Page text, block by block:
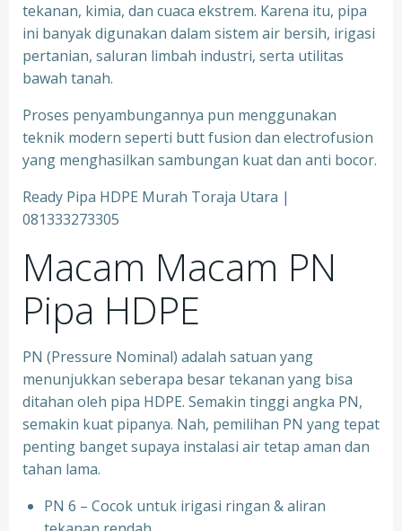
tekanan, kimia, dan cuaca ekstrem. Karena itu, pipa
ini banyak digunakan dalam sistem air bersih, irigasi
pertanian, saluran limbah industri, serta utilitas
bawah tanah.
Proses penyambungannya pun menggunakan
teknik modern seperti butt fusion dan electrofusion
yang menghasilkan sambungan kuat dan anti bocor.
Ready Pipa HDPE Murah Toraja Utara |
081333273305
Macam Macam PN
Pipa HDPE
PN (Pressure Nominal) adalah satuan yang
menunjukkan seberapa besar tekanan yang bisa
ditahan oleh pipa HDPE. Semakin tinggi angka PN,
semakin kuat pipanya. Nah, pemilihan PN yang tepat
penting banget supaya instalasi air tetap aman dan
tahan lama.
PN 6 – Cocok untuk irigasi ringan & aliran